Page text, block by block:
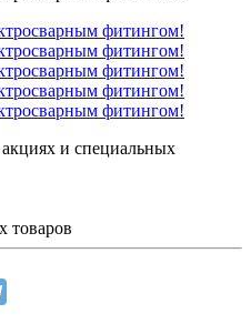
и специальных
товаров